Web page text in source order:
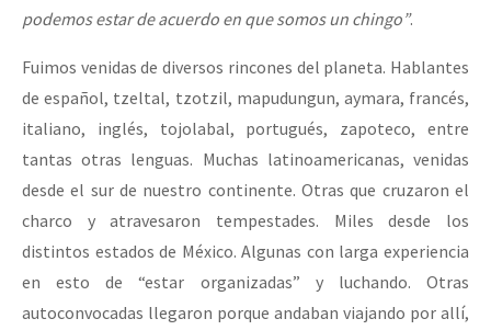
podemos estar de acuerdo en que somos un chingo”.
Fuimos venidas de diversos rincones del planeta. Hablantes
de español, tzeltal, tzotzil, mapudungun, aymara, francés,
italiano, inglés, tojolabal, portugués, zapoteco, entre
tantas otras lenguas. Muchas latinoamericanas, venidas
desde el sur de nuestro continente. Otras que cruzaron el
charco y atravesaron tempestades. Miles desde los
distintos estados de México. Algunas con larga experiencia
en esto de “estar organizadas” y luchando. Otras
autoconvocadas llegaron porque andaban viajando por allí,